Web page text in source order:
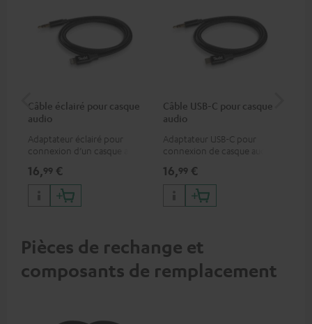
Câble éclairé pour casque
audio
Adaptateur éclairé pour
connexion d’un casque audio
audio disposant d’une
connexion jack 3,5-mm,
iPhone, iPad, iPod etc.,
certifié MFI 100% compatible
16,99 €
Câble USB-C pour casque
audio
Adaptateur USB-C pour
connexion de casque audio
un smartphone Android etc.
16,99 €
Pièces de rechange et
composants de remplacement